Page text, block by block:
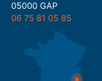
05000 GAP
06 75 81 05 85